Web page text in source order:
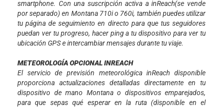
smartphone. Con una suscripción activa a inReach(se vende
por separado) en Montana 710i o 760i, también puedes utilizar
tu página de seguimiento en directo para que tus seguidores
puedan ver tu progreso, hacer ping a tu dispositivo para ver tu
ubicación GPS e intercambiar mensajes durante tu viaje.
METEOROLOGÍA OPCIONAL INREACH
El servicio de previsión meteorológica inReach disponible
proporciona actualizaciones detalladas directamente en tu
dispositivo de mano Montana o dispositivos emparejados,
para que sepas qué esperar en la ruta (disponible en el